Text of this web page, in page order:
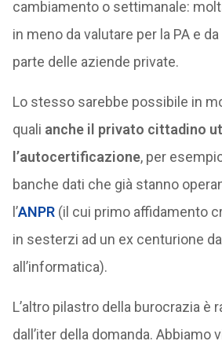
cambiamento o settimanale:
in meno da valutare per la PA e
parte delle aziende private.
Lo stesso sarebbe possibile in
quali anche il privato cittadino
l’autocertificazione, per
banche dati che già stanno
l’ANPR(il cui primo affidamento
in sesterzi ad un ex centurione
all’informatica).
L’altro pilastro della burocrazia è
dall’iter della domanda. Abbiamo